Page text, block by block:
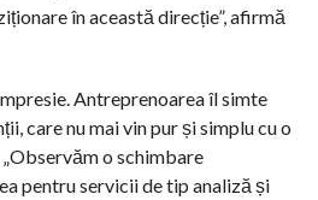
în această direcție”, afirmă
Antreprenoarea îl simte
care nu mai vin pur și simplu cu o
o schimbare
pentru servicii de tip analiză și